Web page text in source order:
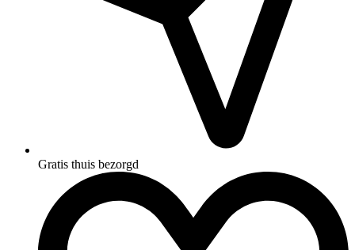
Gratis thuis bezorgd